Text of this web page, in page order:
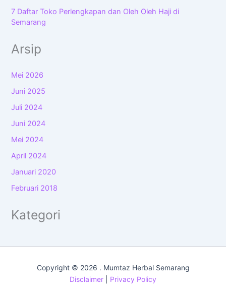
7 Daftar Toko Perlengkapan dan Oleh Oleh Haji di
Semarang
Arsip
Mei 2026
Juni 2025
Juli 2024
Juni 2024
Mei 2024
April 2024
Januari 2020
Februari 2018
Kategori
Copyright © 2026 . Mumtaz Herbal Semarang
Disclaimer
Privacy Policy